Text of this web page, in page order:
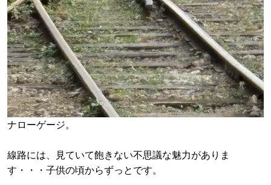
ナローゲージ。
線路には、見ていて飽きない不思議な魅力がありま
す・・・子供の頃からずっとです。